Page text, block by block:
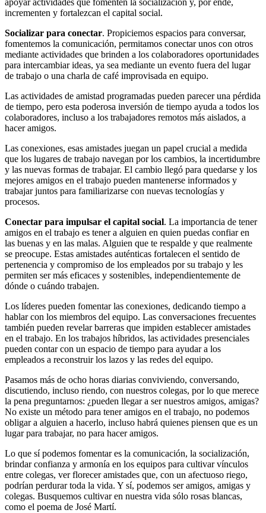
apoyar actividades que fomenten la socialización y, por ende,
incrementen y fortalezcan el capital social.
Socializar para conectar. Propiciemos espacios para conversar,
fomentemos la comunicación, permitamos conectar unos con otros
mediante actividades que brinden a los colaboradores oportunidades
para intercambiar ideas, ya sea mediante un evento fuera del lugar
de trabajo o una charla de café improvisada en equipo.
Las actividades de amistad programadas pueden parecer una pérdida
de tiempo, pero esta poderosa inversión de tiempo ayuda a todos los
colaboradores, incluso a los trabajadores remotos más aislados, a
hacer amigos.
Las conexiones, esas amistades juegan un papel crucial a medida
que los lugares de trabajo navegan por los cambios, la incertidumbre
y las nuevas formas de trabajar. El cambio llegó para quedarse y los
mejores amigos en el trabajo pueden mantenerse informados y
trabajar juntos para familiarizarse con nuevas tecnologías y
procesos.
Conectar para impulsar el capital social. La importancia de tener
amigos en el trabajo es tener a alguien en quien puedas confiar en
las buenas y en las malas. Alguien que te respalde y que realmente
se preocupe. Estas amistades auténticas fortalecen el sentido de
pertenencia y compromiso de los empleados por su trabajo y les
permiten ser más eficaces y sostenibles, independientemente de
dónde o cuándo trabajen.
Los líderes pueden fomentar las conexiones, dedicando tiempo a
hablar con los miembros del equipo. Las conversaciones frecuentes
también pueden revelar barreras que impiden establecer amistades
en el trabajo. En los trabajos híbridos, las actividades presenciales
pueden contar con un espacio de tiempo para ayudar a los
empleados a reconstruir los lazos y las redes del equipo.
Pasamos más de ocho horas diarias conviviendo, conversando,
discutiendo, incluso riendo, con nuestros colegas, por lo que merece
la pena preguntarnos: ¿pueden llegar a ser nuestros amigos, amigas?
No existe un método para tener amigos en el trabajo, no podemos
obligar a alguien a hacerlo, incluso habrá quienes piensen que es un
lugar para trabajar, no para hacer amigos.
Lo que sí podemos fomentar es la comunicación, la socialización,
brindar confianza y armonía en los equipos para cultivar vínculos
entre colegas, ver florecer amistades que, con un afectuoso riego,
podrían perdurar toda la vida. Y sí, podemos ser amigos, amigas y
colegas. Busquemos cultivar en nuestra vida sólo rosas blancas,
como el poema de José Martí.